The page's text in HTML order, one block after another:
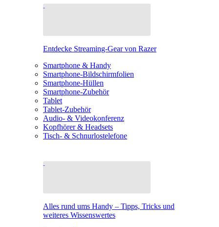
Entdecke Streaming-Gear von Razer
Smartphone & Handy
Smartphone-Bildschirmfolien
Smartphone-Hüllen
Smartphone-Zubehör
Tablet
Tablet-Zubehör
Audio- & Videokonferenz
Kopfhörer & Headsets
Tisch- & Schnurlostelefone
Alles rund ums Handy – Tipps, Tricks und
weiteres Wissenswertes